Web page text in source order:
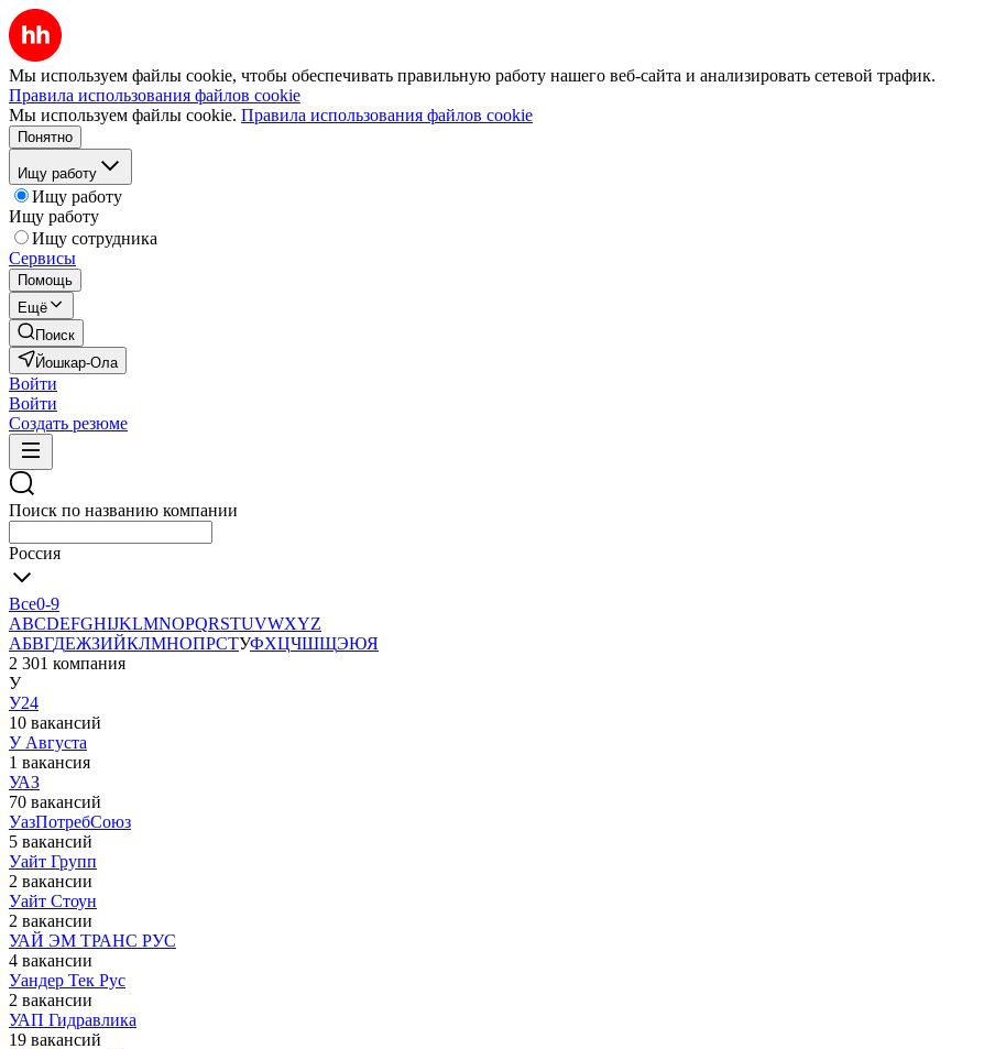
Мы используем файлы cookie, чтобы обеспечивать правильную работу нашего веб-сайта и анализировать сетевой трафик.
Правила использования файлов cookie
Мы используем файлы cookie. Правила использования файлов cookie
Понятно
Ищу работу
Ищу работу
Ищу работу
Ищу сотрудника
Сервисы
Помощь
Ещё
Поиск
Йошкар-Ола
Войти
Войти
Создать резюме
Поиск по названию компании
Россия
Все0-9
ABCDEFGHIJKLMNOPQRSTUVWXYZ
АБВГДЕЖЗИЙКЛМНОПРСТУФХЦЧШЩЭЮЯ
2 301 компания
У
У24
10 вакансий
У Августа
1 вакансия
УАЗ
70 вакансий
УазПотребСоюз
5 вакансий
Уайт Групп
2 вакансии
Уайт Стоун
2 вакансии
УАЙ ЭМ ТРАНС РУС
4 вакансии
Уандер Тек Рус
2 вакансии
УАП Гидравлика
19 вакансий